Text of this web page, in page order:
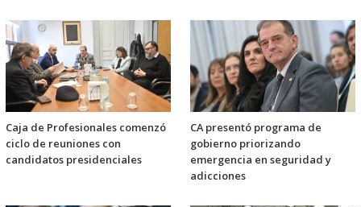
Caja de Profesionales comenzó
ciclo de reuniones con
candidatos presidenciales
CA presentó programa de
gobierno priorizando
emergencia en seguridad y
adicciones